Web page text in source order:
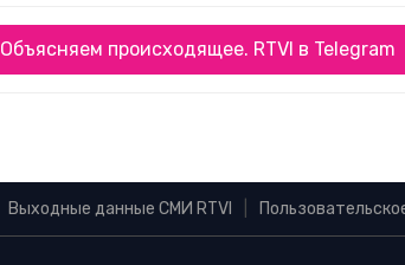
Объясняем происходящее. RTVI в Telegram
Выходные данные СМИ RTVI